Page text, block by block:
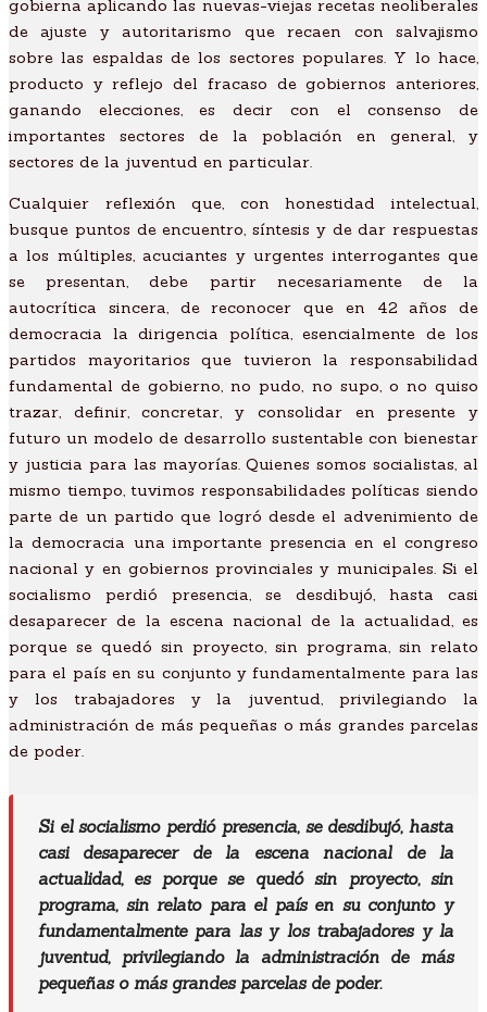
gobierna aplicando las nuevas-viejas recetas neoliberales
de ajuste y autoritarismo que recaen con salvajismo
sobre las espaldas de los sectores populares. Y lo hace,
producto y reflejo del fracaso de gobiernos anteriores,
ganando elecciones, es decir con el consenso de
importantes sectores de la población en general, y
sectores de la juventud en particular.
Cualquier reflexión que, con honestidad intelectual,
busque puntos de encuentro, síntesis y de dar respuestas
a los múltiples, acuciantes y urgentes interrogantes que
se presentan, debe partir necesariamente de la
autocrítica sincera, de reconocer que en 42 años de
democracia la dirigencia política, esencialmente de los
partidos mayoritarios que tuvieron la responsabilidad
fundamental de gobierno, no pudo, no supo, o no quiso
trazar, definir, concretar, y consolidar en presente y
futuro un modelo de desarrollo sustentable con bienestar
y justicia para las mayorías. Quienes somos socialistas, al
mismo tiempo, tuvimos responsabilidades políticas siendo
parte de un partido que logró desde el advenimiento de
la democracia una importante presencia en el congreso
nacional y en gobiernos provinciales y municipales. Si el
socialismo perdió presencia, se desdibujó, hasta casi
desaparecer de la escena nacional de la actualidad, es
porque se quedó sin proyecto, sin programa, sin relato
para el país en su conjunto y fundamentalmente para las
y los trabajadores y la juventud, privilegiando la
administración de más pequeñas o más grandes parcelas
de poder.
Si el socialismo perdió presencia, se desdibujó, hasta
casi desaparecer de la escena nacional de la
actualidad, es porque se quedó sin proyecto, sin
programa, sin relato para el país en su conjunto y
fundamentalmente para las y los trabajadores y la
juventud, privilegiando la administración de más
pequeñas o más grandes parcelas de poder.